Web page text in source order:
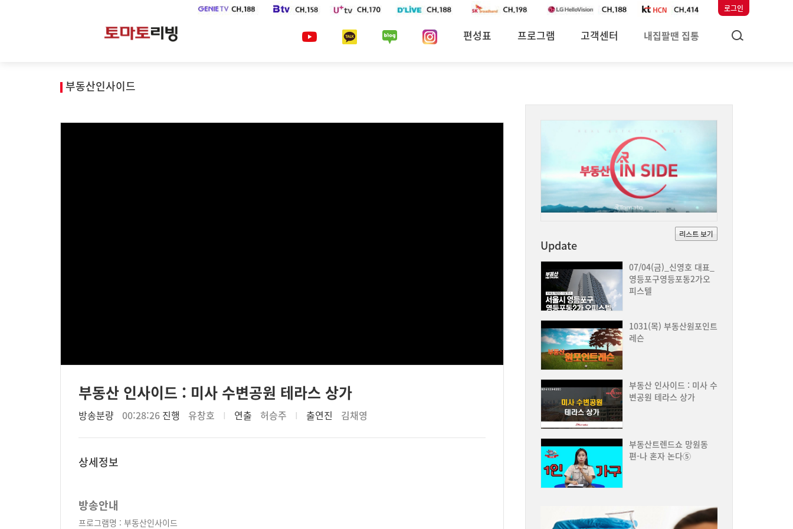
로그인
편성표 프로그램 고객센터 내집팔땐 집통
부동산인사이드
부동산 인사이드 : 미사 수변공원 테라스 상가
방송분량 00:28:26 진행 유창호 I 연출 허승주 I 출연진 김채영
상세정보
방송안내
프로그램명 : 부동산인사이드
Update
07/04(금)_신영호 대표_
영등포구영등포동2가오
피스텔
1031(목) 부동산원포인트
레슨
부동산 인사이드 : 미사 수
변공원 테라스 상가
부동산트렌드쇼 망원동
편-나 혼자 논다⑤